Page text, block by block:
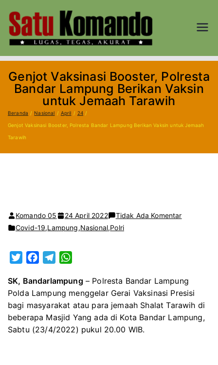
konten
KOM
AND
Lugas, Tegas,
Genjot Vaksinasi Booster, Polresta
Bandar Lampung Berikan Vaksin
untuk Jemaah Tarawih
Beranda Nasional April 24
Genjot Vaksinasi Booster, Polresta Bandar Lampung Berikan Vaksin untuk Jemaah
Tarawih
Komando 05 24 April 2022 Tidak Ada Komentarpada
Lampung
untuk
Covid-19,Lampung,Nasional,Polri
i
t
t
e
r
c
e
b
o
o
l
e
g
r
a
a
t
s
A
p
SK, Bandarlampung – Polresta Bandar Lampung
Polda Lampung menggelar Gerai Vaksinasi Presisi
bagi masyarakat atau para jemaah Shalat Tarawih di
beberapa Masjid Yang ada di Kota Bandar Lampung,
Sabtu (23/4/2022) pukul 20.00 WIB.